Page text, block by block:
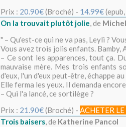
Prix : 20.90€(Broché) - 14.99€
On la trouvait plutôt jolie, de
" – Qu'est-ce qui ne va pas, Leyli ?
Vous avez trois jolis enfants. Bamby,
– Ce sont les apparences, tout ça.
mauvaise mère. Mes trois enfants
d'eux, l'un d'eux peut-être, échappe
Elle ferma les yeux. Il demanda
– Qui l'a lancé, ce sortilège ?
Prix : 21.90€(Broché) - ACHETER
Trois baisers, de Katherine Pancol